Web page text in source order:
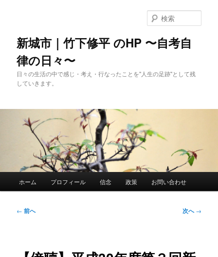
動
新城市｜竹下修平 のHP 〜自考自
律の日々〜
日々の生活の中で感じ・考え・行なったことを"人生の足跡"として残
していきます。
索
ホーム プロフィール 信念 政策 お問い合わせ
投
← 前へ 次へ→